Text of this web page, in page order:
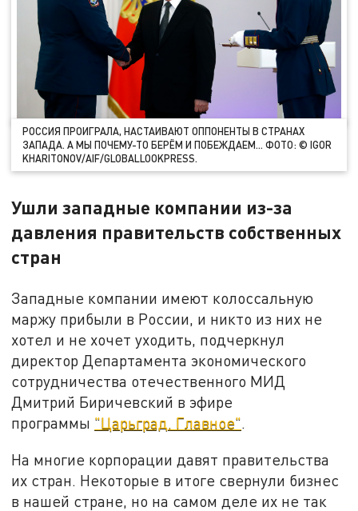
РОССИЯ ПРОИГРАЛА, НАСТАИВАЮТ ОППОНЕНТЫ В СТРАНАХ
ЗАПАДА. А МЫ ПОЧЕМУ-ТО БЕРЁМ И ПОБЕЖДАЕМ... ФОТО: © IGOR
KHARITONOV/AIF/GLOBALLOOKPRESS.
Ушли западные компании из-за
давления правительств собственных
стран
Западные компании имеют колоссальную
маржу прибыли в России, и никто из них не
хотел и не хочет уходить, подчеркнул
директор Департамента экономического
сотрудничества отечественного МИД
Дмитрий Биричевский в эфире
программы "Царьград. Главное".
На многие корпорации давят правительства
их стран. Некоторые в итоге свернули бизнес
в нашей стране, но на самом деле их не так